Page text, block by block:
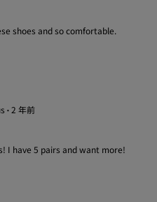
shoes and so comfortable.
·2 年前
I have 5 pairs and want more!